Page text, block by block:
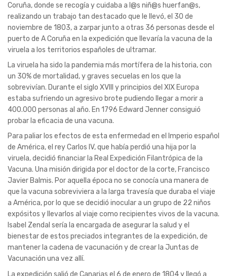
Coruña, donde se recogía y cuidaba a l@s niñ@s huerfan@s,
realizando un trabajo tan destacado que le llevó, el 30 de
noviembre de 1803, a zarpar junto a otras 36 personas desde el
puerto de A Coruña en la expedición que llevaría la vacuna de la
viruela a los territorios españoles de ultramar.
La viruela ha sido la pandemia más mortífera de la historia, con
un 30% de mortalidad, y graves secuelas en los que la
sobrevivían. Durante el siglo XVIII y principios del XIX Europa
estaba sufriendo un agresivo brote pudiendo llegar a morir a
400.000 personas al año. En 1796 Edward Jenner consiguió
probar la eficacia de una vacuna.
Para paliar los efectos de esta enfermedad en el Imperio español
de América, el rey Carlos IV, que había perdió una hija por la
viruela, decidió financiar la Real Expedición Filantrópica de la
Vacuna. Una misión dirigida por el doctor de la corte, Francisco
Javier Balmis. Por aquella época no se conocía una manera de
que la vacuna sobreviviera a la larga travesía que duraba el viaje
a América, por lo que se decidió inocular a un grupo de 22 niños
expósitos y llevarlos al viaje como recipientes vivos de la vacuna.
Isabel Zendal sería la encargada de asegurar la salud y el
bienestar de estos preciados integrantes de la expedición, de
mantener la cadena de vacunación y de crear la Juntas de
Vacunación una vez allí.
La expedición salió de Canarias el 6 de enero de 1804 y llegó a